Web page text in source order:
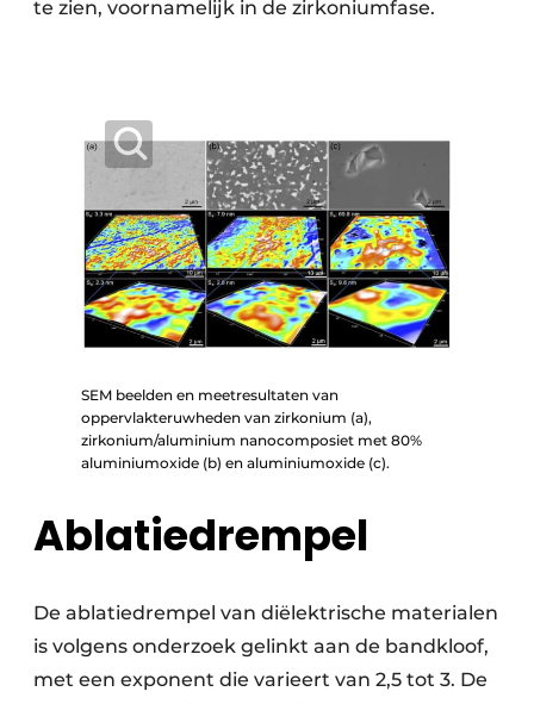
te zien, voornamelijk in de zirkoniumfase.
SEM beelden en meetresultaten van
oppervlakteruwheden van zirkonium (a),
zirkonium/aluminium nanocomposiet met 80%
aluminiumoxide (b) en aluminiumoxide (c).
Ablatiedrempel
De ablatiedrempel van diëlektrische materialen
is volgens onderzoek gelinkt aan de bandkloof,
met een exponent die varieert van 2,5 tot 3. De